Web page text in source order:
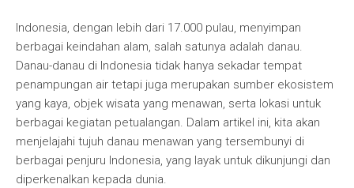
Indonesia, dengan lebih dari 17.000 pulau, menyimpan
berbagai keindahan alam, salah satunya adalah danau.
Danau-danau di Indonesia tidak hanya sekadar tempat
penampungan air tetapi juga merupakan sumber ekosistem
yang kaya, objek wisata yang menawan, serta lokasi untuk
berbagai kegiatan petualangan. Dalam artikel ini, kita akan
menjelajahi tujuh danau menawan yang tersembunyi di
berbagai penjuru Indonesia, yang layak untuk dikunjungi dan
diperkenalkan kepada dunia.